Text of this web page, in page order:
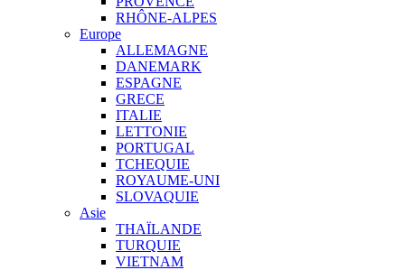
RHÔNE-ALPES
Europe
ALLEMAGNE
DANEMARK
ESPAGNE
GRECE
ITALIE
LETTONIE
PORTUGAL
TCHEQUIE
ROYAUME-UNI
SLOVAQUIE
Asie
THAÏLANDE
TURQUIE
VIETNAM